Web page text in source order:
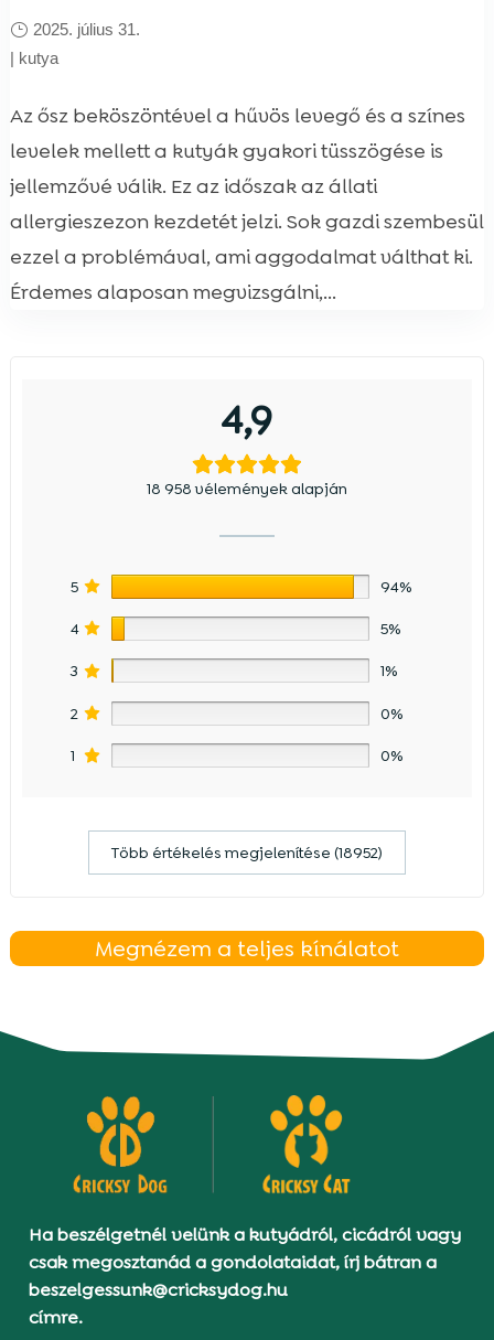
2025. július 31.
| kutya
Az ősz beköszöntével a hűvös levegő és a színes
levelek mellett a kutyák gyakori tüsszögése is
jellemzővé válik. Ez az időszak az állati
allergieszezon kezdetét jelzi. Sok gazdi szembesül
ezzel a problémával, ami aggodalmat válthat ki.
Érdemes alaposan megvizsgálni,...
4,9
18 958 vélemények alapján
5 94%
4 5%
3 1%
2 0%
1 0%
Több értékelés megjelenítése (18952)
Megnézem a teljes kínálatot
Ha beszélgetnél velünk a kutyádról, cicádról vagy
csak megosztanád a gondolataidat, írj bátran a
beszelgessunk@cricksydog.hu
címre.